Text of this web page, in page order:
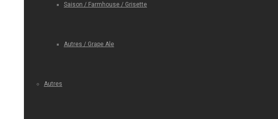
Saison / Farmhouse / Grisette
Autres / Grape Ale
Autres